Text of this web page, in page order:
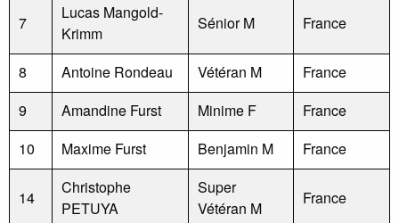
7
Lucas Mangold-
Krimm
Sénior M France
8 Antoine Rondeau Vétéran M
France
9
Amandine Furst Minime F
France
10
Maxime Furst Benjamin M France
14
Christophe
PETUYA
Super
Vétéran M
France